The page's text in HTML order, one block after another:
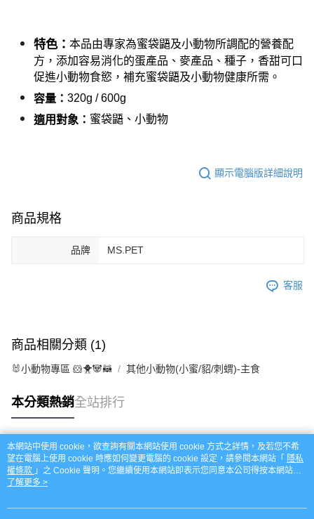
【注意事項】
１．透過由恩沛科技股份有限公司提供之「AFTEE先享後付」服務完成之交
易，需依本服務之必要範圍內提供個人資料，並將交易相關給付款項請求債
權轉讓予恩沛科技股份有限公司。
https://aftee.tw/terms/#terms3
４．使用「AFTEE先享後付」時，將依據個別帳號之用戶狀況，依本公司即
５．嚴禁一人註冊多個帳號或使用他人資訊註冊。若發現惡意使用之情形，
恩沛科技股份有限公司將有權停止該用戶之使用額度並採取法律行動。
7-11取貨付款_限重10KG
每筆NT$60，滿NT$999(含以上)免運費
付款後7-11取貨_限重10KG
每筆NT$60，滿NT$999(含以上)免運費
特色： 本品由專家為蜜袋鼯及小動物所調配的營養配
方，添加容易消化的蛋產品、麥產品、種子，香甜可口
促進小動物食慾，補充蜜袋鼯及小動物健康所需。
容量： 320g / 600g
適用對象： 蜜袋鼯、小動物
顯示電腦版詳細說明
商品規格
品牌 MS.PET
客服
商品相關分類 (1)
🐰小動物專區 🐹🐥🐼🦝 其他小動物(小蜜/貂/刺蝟)-主食
本分類熱銷全站排行
熱門標籤
本網站中使用 cookie，欲查詢有關本網站使用 cookie 方式之詳情，及若您不希
望在電腦上使用 cookie 時應如何變更電腦的 cookie 設定，請參閱本網站「 隱私
權條款 」之 Cookie 聲明。您繼續使用本網站即表示您同意本公司得按本網站使
用條款之 Cookie 聲明使用 cookie。
了解更多 >